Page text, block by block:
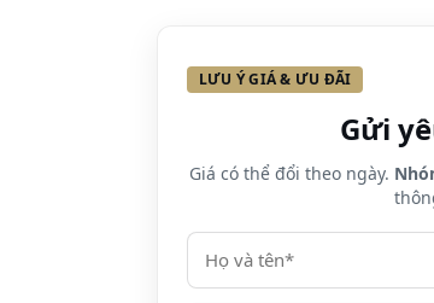
LƯU Ý GIÁ & ƯU ĐÃI
Gửi
Giá có thể đổi theo ngày.